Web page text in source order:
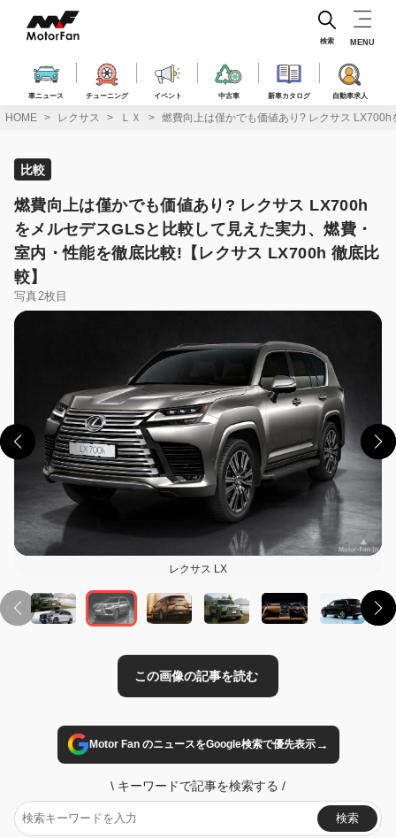
ス
車ニュース チューニング イベント 中古車 新車カタログ 自動車求人
検索 MENU
HOME レクサス ＬＸ 燃費向上は僅かでも価値あり? レクサス
比較
燃費向上は僅かでも価値あり? レクサス LX700h
をメルセデスGLSと比較して見えた実力、燃費・
室内・性能を徹底比較!【レクサス LX700h 徹底比
較】
写真2枚目
レクサス LX
この画像の記事を読む
Motor Fan のニュースをGoogle検索で優先表示→
\ キーワードで記事を検索する /
検索